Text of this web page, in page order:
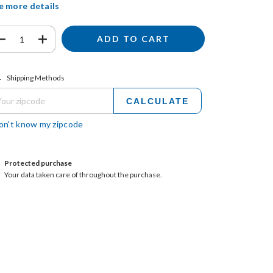
more details
for zipcode:
Shipping Methods
CALCULATE
know my zipcode
Protected purchase
Your data taken care of throughout the purchase.